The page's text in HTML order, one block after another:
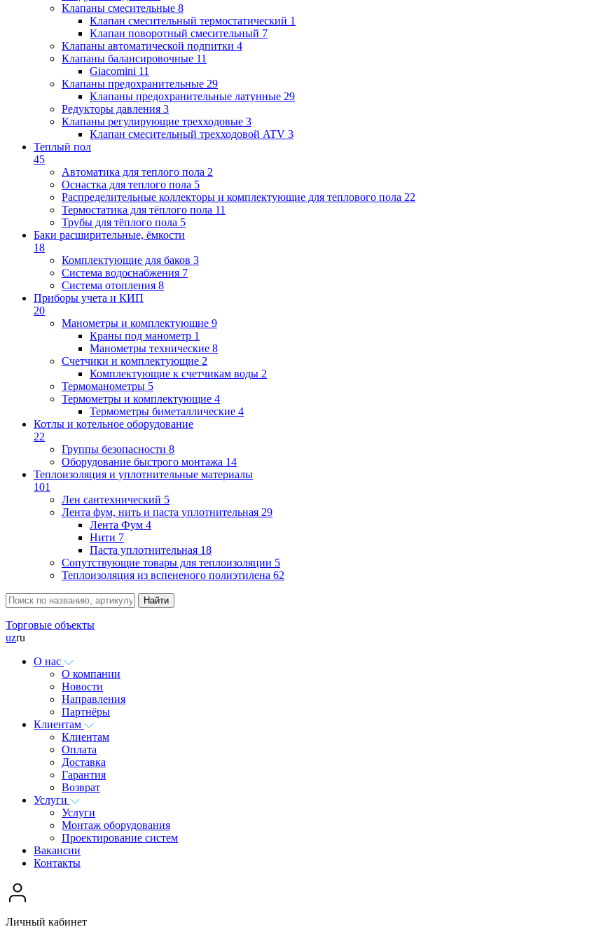
Клапаны cмесительные 8
Клапан cмесительный термостатический 1
Клапан поворотный cмесительный 7
Клапаны автоматической подпитки 4
Клапаны балансировочные 11
Giacomini 11
Клапаны предохранительные 29
Клапаны предохранительные латунные 29
Редукторы давления 3
Клапаны регулирующие трехходовые 3
Клапан смесительный трехходовой ATV 3
Теплый пол
45
Автоматика для теплого пола 2
Оснастка для теплого пола 5
Распределительные коллекторы и комплектующие для теплового пола 22
Термостатика для тёплого пола 11
Трубы для тёплого пола 5
Баки расширительные, ёмкости
18
Комплектующие для баков 3
Система водоснабжения 7
Система отопления 8
Приборы учета и КИП
20
Манометры и комплектующие 9
Краны под манометр 1
Манометры технические 8
Счетчики и комплектующие 2
Комплектующие к счетчикам воды 2
Термоманометры 5
Термометры и комплектующие 4
Термометры биметаллические 4
Котлы и котельное оборудование
22
Группы безопасности 8
Оборудование быстрого монтажа 14
Теплоизоляция и уплотнительные материалы
101
Лен сантехнический 5
Лента фум, нить и паста уплотнительная 29
Лента Фум 4
Нити 7
Паста уплотнительная 18
Сопутствующие товары для теплоизоляции 5
Теплоизоляция из вспененого полиэтилена 62
Торговые объекты
uzru
О нас
О компании
Новости
Направления
Партнёры
Клиентам
Клиентам
Оплата
Доставка
Гарантия
Возврат
Услуги
Услуги
Монтаж оборудования
Проектирование систем
Вакансии
Контакты
Личный кабинет